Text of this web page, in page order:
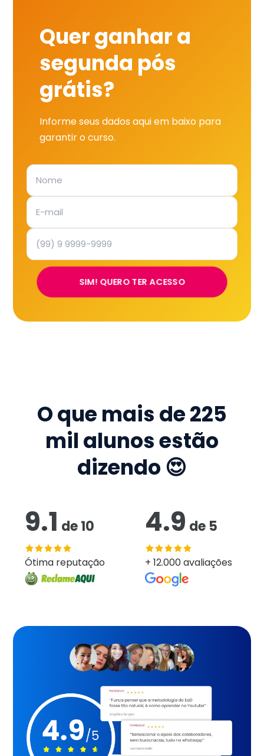
Quer ganhar a
segunda pós
grátis?
Informe seus dados aqui em baixo para
garantir o curso.
SIM! QUERO TER ACESSO
O que mais de225
mil alunos estão
dizendo 😍
9.1 de10
Ótima reputação
4.9 de 5
+ 12.000 avaliações